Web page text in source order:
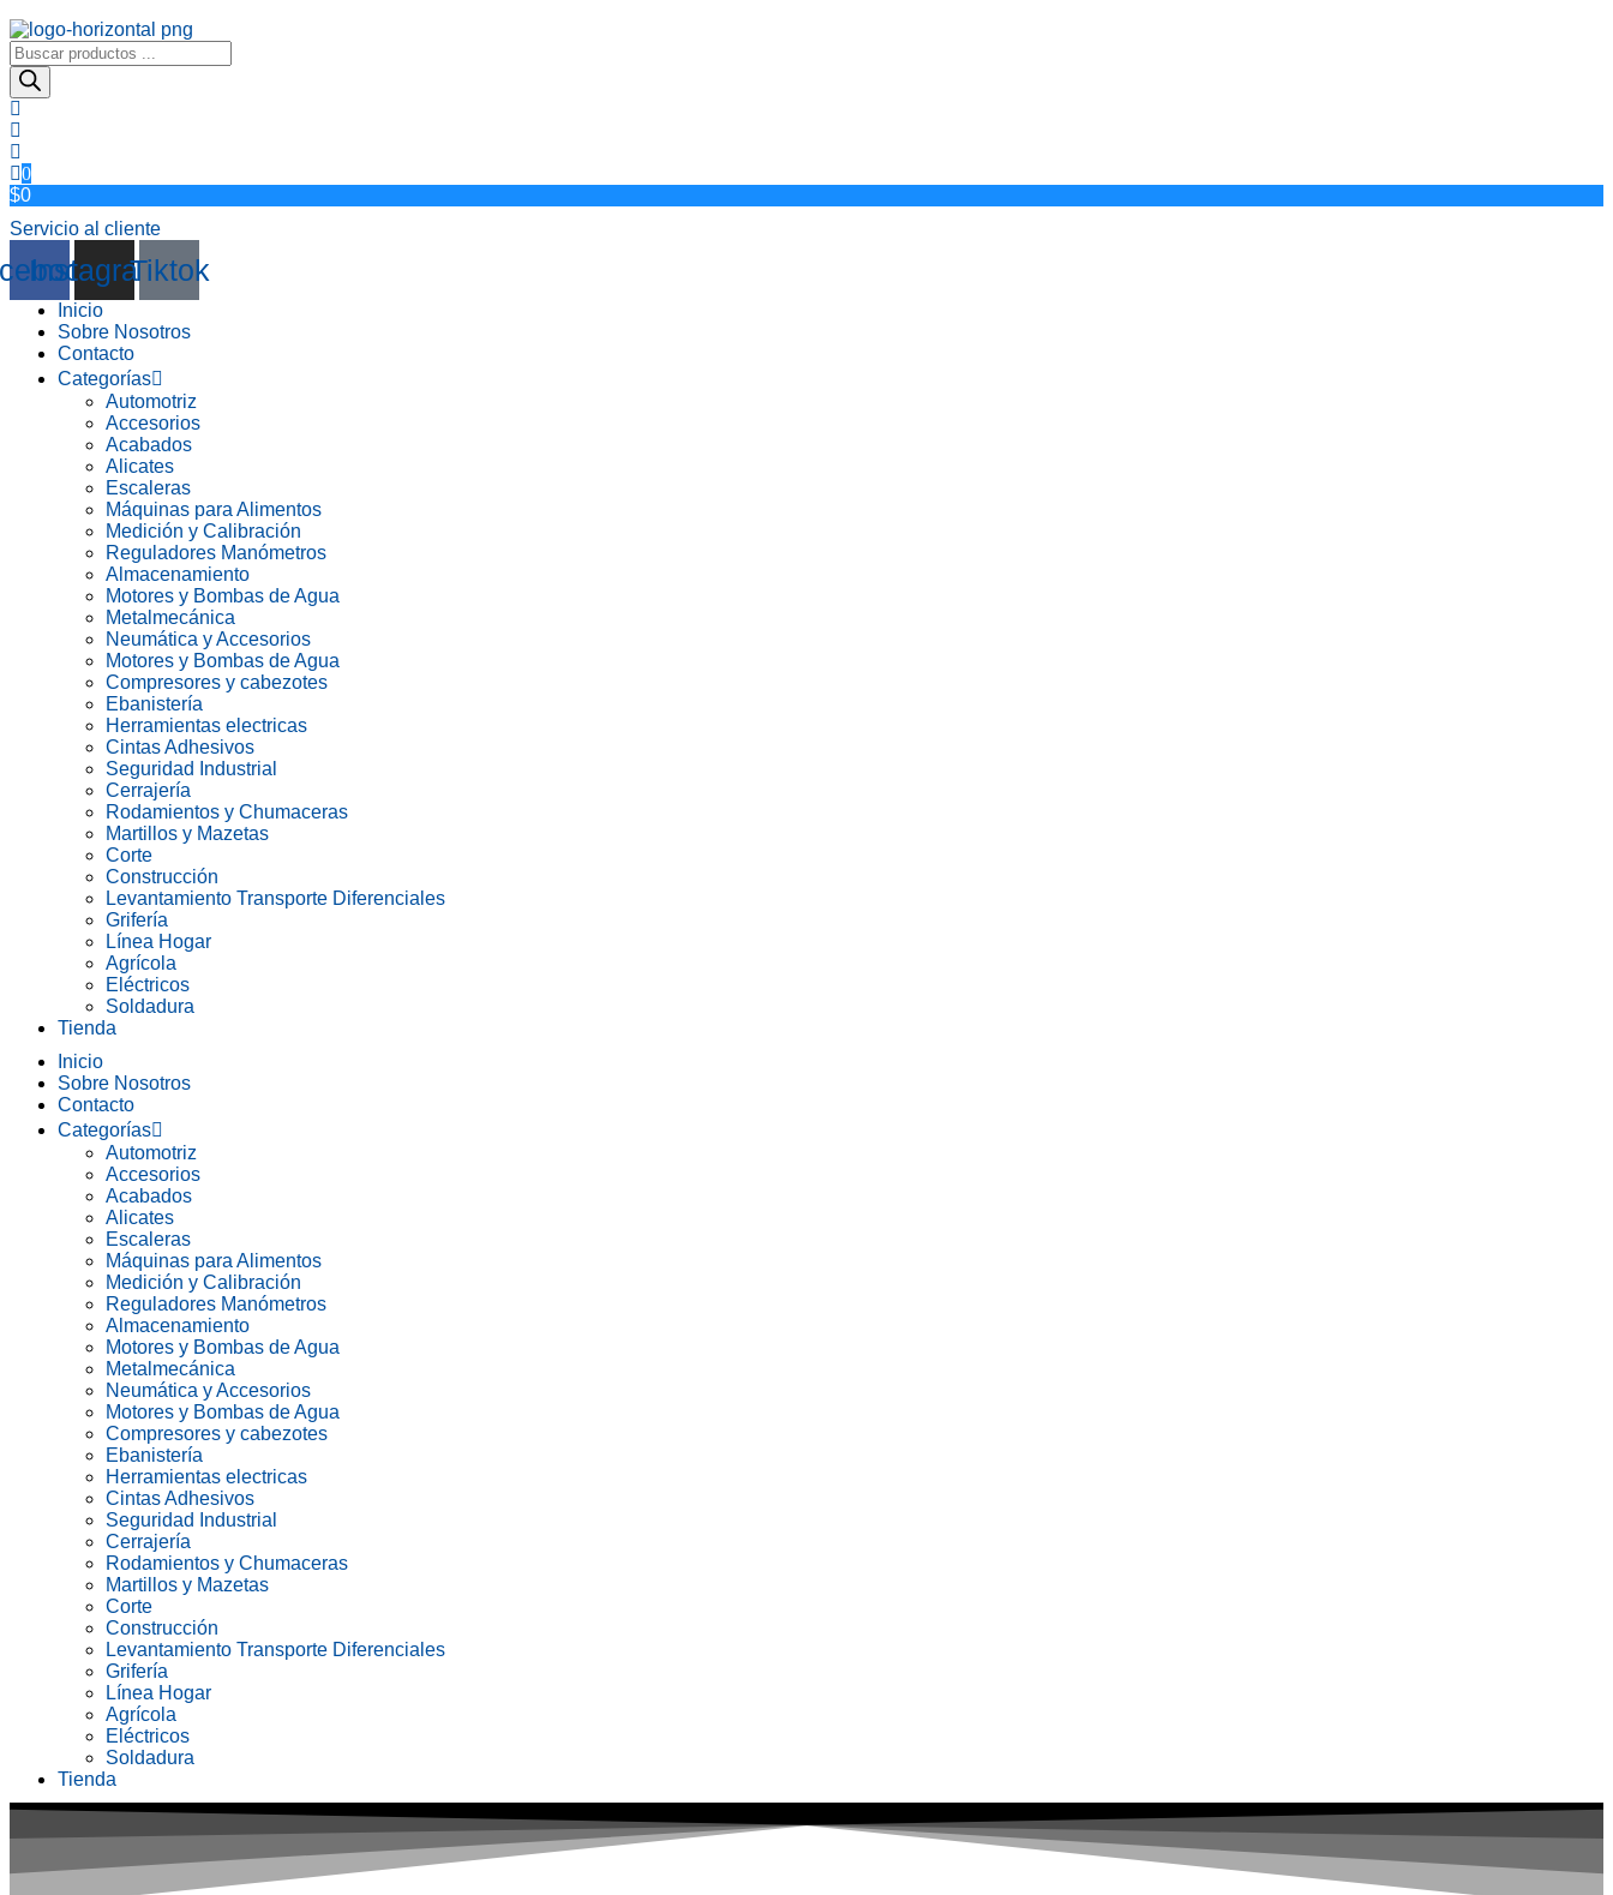
Búsqueda
de
productos
0
$0
Servicio al cliente
InstagramTiktok
Inicio
Sobre Nosotros
Contacto
Categorías
Automotriz
Accesorios
Acabados
Alicates
Escaleras
Máquinas para Alimentos
Medición y Calibración
Reguladores Manómetros
Almacenamiento
Motores y Bombas de Agua
Metalmecánica
Neumática y Accesorios
Motores y Bombas de Agua
Compresores y cabezotes
Ebanistería
Herramientas electricas
Cintas Adhesivos
Seguridad Industrial
Cerrajería
Rodamientos y Chumaceras
Martillos y Mazetas
Corte
Construcción
Levantamiento Transporte Diferenciales
Grifería
Línea Hogar
Agrícola
Eléctricos
Soldadura
Tienda
Inicio
Sobre Nosotros
Contacto
Categorías
Automotriz
Accesorios
Acabados
Alicates
Escaleras
Máquinas para Alimentos
Medición y Calibración
Reguladores Manómetros
Almacenamiento
Motores y Bombas de Agua
Metalmecánica
Neumática y Accesorios
Motores y Bombas de Agua
Compresores y cabezotes
Ebanistería
Herramientas electricas
Cintas Adhesivos
Seguridad Industrial
Cerrajería
Rodamientos y Chumaceras
Martillos y Mazetas
Corte
Construcción
Levantamiento Transporte Diferenciales
Grifería
Línea Hogar
Agrícola
Eléctricos
Soldadura
Tienda